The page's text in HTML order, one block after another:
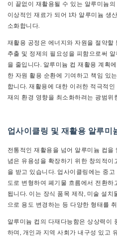
이 끝없이 재활용될 수 있는 알루미늄
이상적인 재료가 되어 1차 알루미늄 생
소화합니다.
재활용 공정은 에너지와 자원을 절약할
추출 및 정제의 필요성을 피함으로써
을 줄입니다. 알루미늄 컵 재활용 계획
한 자원 활용 순환에 기여하고 책임 있
합니다. 재활용에 대한 이러한 적극적
재의 환경 영향을 최소화하려는 광범위
업사이클링 및 재활용 알루미
전통적인 재활용을 넘어 알루미늄 컵을
념은 유용성을 확장하기 위한 창의적이
을 받고 있습니다. 업사이클링에는 중
도로 변형하여 폐기물 흐름에서 전환
됩니다. 이는 장식 품목 제작, 미술 설치
으로 용도 변경하는 등 다양한 형태를
알루미늄 컵의 다재다능함은 상상력이
하며, 개인과 지역 사회가 내구성 있고